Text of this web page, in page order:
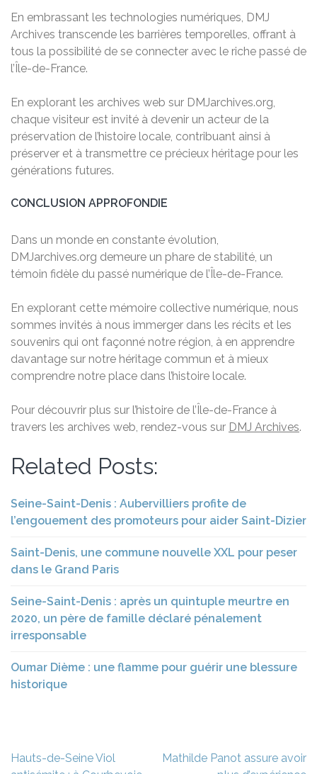
En embrassant les technologies numériques, DMJ
Archives transcende les barrières temporelles, offrant à
tous la possibilité de se connecter avec le riche passé de
l’Île-de-France.
En explorant les archives web sur DMJarchives.org,
chaque visiteur est invité à devenir un acteur de la
préservation de l’histoire locale, contribuant ainsi à
préserver et à transmettre ce précieux héritage pour les
générations futures.
CONCLUSION APPROFONDIE
Dans un monde en constante évolution,
DMJarchives.org demeure un phare de stabilité, un
témoin fidèle du passé numérique de l’Île-de-France.
En explorant cette mémoire collective numérique, nous
sommes invités à nous immerger dans les récits et les
souvenirs qui ont façonné notre région, à en apprendre
davantage sur notre héritage commun et à mieux
comprendre notre place dans l’histoire locale.
Pour découvrir plus sur l’histoire de l’Île-de-France à
travers les archives web, rendez-vous sur DMJ Archives.
Related Posts:
Seine-Saint-Denis : Aubervilliers profite de
l’engouement des promoteurs pour aider Saint-Dizier
Saint-Denis, une commune nouvelle XXL pour peser
dans le Grand Paris
Seine-Saint-Denis : après un quintuple meurtre en
2020, un père de famille déclaré pénalement
irresponsable
Oumar Dième : une flamme pour guérir une blessure
historique
Navigation
Hauts-de-Seine Viol
Mathilde Panot assure avoir